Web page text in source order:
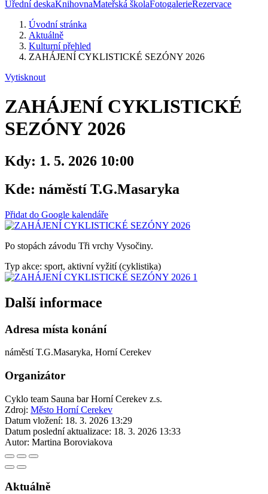
Úřední deskaKnihovnaMateřská školaFotogalerieRezervace
Úvodní stránka
Aktuálně
Kulturní přehled
ZAHÁJENÍ CYKLISTICKÉ SEZÓNY 2026
Vytisknout
ZAHÁJENÍ CYKLISTICKÉ
SEZÓNY 2026
Kdy: 1. 5. 2026 10:00
Kde: náměstí T.G.Masaryka
Přidat do Google kalendáře
Po stopách závodu Tři vrchy Vysočiny.
Typ akce: sport, aktivní vyžití (cyklistika)
Další informace
Adresa místa konání
náměstí T.G.Masaryka, Horní Cerekev
Organizátor
Cyklo team Sauna bar Horní Cerekev z.s.
Zdroj: Město Horní Cerekev
Datum vložení: 18. 3. 2026 13:29
Datum poslední aktualizace: 18. 3. 2026 13:33
Autor: Martina Boroviakova
Aktuálně